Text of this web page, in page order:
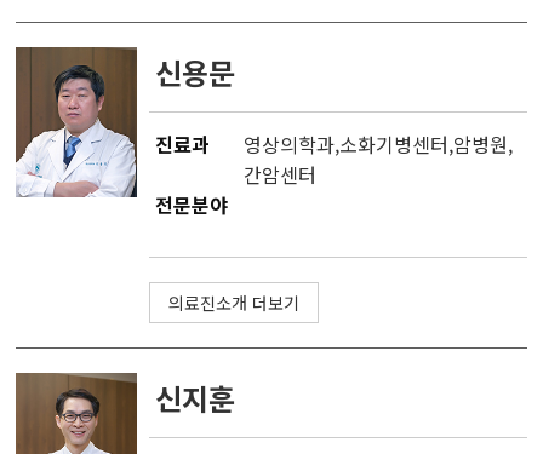
신용문
진료과 영상의학과,소화기병센터,암병원,
간암센터
전문분야
의료진소개 더보기
신지훈